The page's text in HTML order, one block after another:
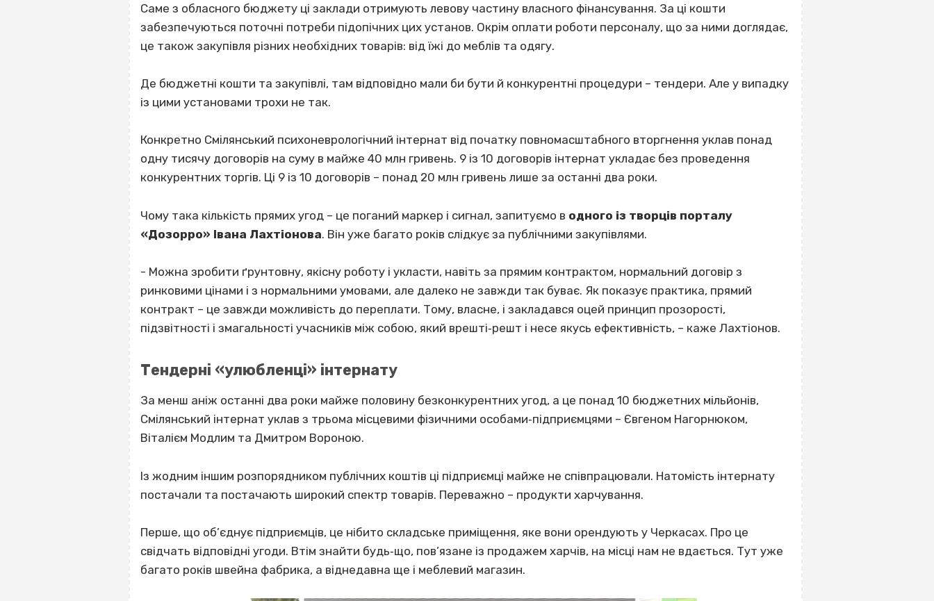
Саме з обласного бюджету ці заклади отримують левову частину власного фінансування. За ці кошти
забезпечуються поточні потреби підопічних цих установ. Окрім оплати роботи персоналу, що за ними доглядає,
це також закупівля різних необхідних товарів: від їжі до меблів та одягу.
Де бюджетні кошти та закупівлі, там відповідно мали би бути й конкурентні процедури – тендери. Але у випадку
із цими установами трохи не так.
Конкретно Смілянський психоневрологічний інтернат від початку повномасштабного вторгнення уклав понад
одну тисячу договорів на суму в майже 40 млн гривень. 9 із 10 договорів інтернат укладає без проведення
конкурентних торгів. Ці 9 із 10 договорів – понад 20 млн гривень лише за останні два роки.
Чому така кількість прямих угод – це поганий маркер і сигнал, запитуємо в одного із творців порталу
«Дозорро» Івана Лахтіонова. Він уже багато років слідкує за публічними закупівлями.
- Можна зробити ґрунтовну, якісну роботу і укласти, навіть за прямим контрактом, нормальний договір з
ринковими цінами і з нормальними умовами, але далеко не завжди так буває. Як показує практика, прямий
контракт – це завжди можливість до переплати. Тому, власне, і закладався оцей принцип прозорості,
підзвітності і змагальності учасників між собою, який врешті‐решт і несе якусь ефективність, – каже Лахтіонов.
Тендерні «улюбленці» інтернату
За менш аніж останні два роки майже половину безконкурентних угод, а це понад 10 бюджетних мільйонів,
Смілянський інтернат уклав з трьома місцевими фізичними особами‐підприємцями – Євгеном Нагорнюком,
Віталієм Модлим та Дмитром Вороною.
Із жодним іншим розпорядником публічних коштів ці підприємці майже не співпрацювали. Натомість інтернату
постачали та постачають широкий спектр товарів. Переважно – продукти харчування.
Перше, що об’єднує підприємців, це нібито складське приміщення, яке вони орендують у Черкасах. Про це
свідчать відповідні угоди. Втім знайти будь‐що, пов’язане із продажем харчів, на місці нам не вдається. Тут уже
багато років швейна фабрика, а віднедавна ще і меблевий магазин.